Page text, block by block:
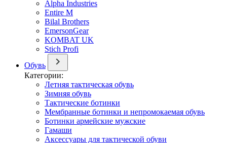
Alpha Industries
Entire M
Bilal Brothers
EmersonGear
KOMBAT UK
Stich Profi
Обувь
Категории:
Летняя тактическая обувь
Зимняя обувь
Тактические ботинки
Мембранные ботинки и непромокаемая обувь
Ботинки армейские мужские
Гамаши
Аксессуары для тактической обуви